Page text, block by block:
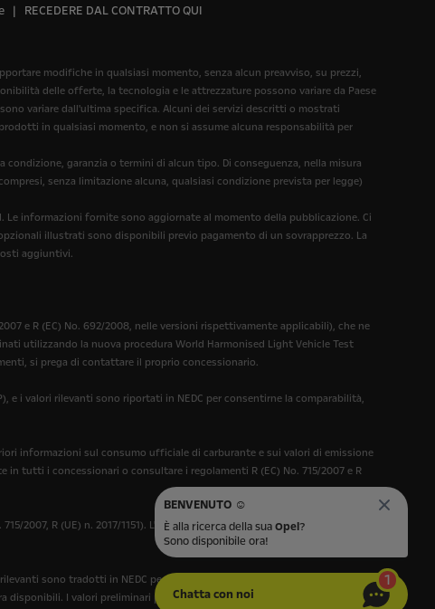
RECEDERE DAL CONTRATTO QUI
modifiche in qualsiasi momento, senza alcun preavviso, su prezzi,
delle offerte, la tecnologia e le attrezzature possono variare da Paese
variare dall'ultima specifica. Alcuni dei servizi descritti o mostrati
in qualsiasi momento, e non si assume alcuna responsabilità per
garanzia o termini di alcun tipo. Di conseguenza, nella misura
senza limitazione alcuna, qualsiasi condizione prevista per legge)
informazioni fornite sono aggiornate al momento della pubblicazione. Ci
illustrati sono disponibili previo pagamento di un sovrapprezzo. La
aggiuntivi.
e R (EC) No. 692/2008, nelle versioni rispettivamente applicabili), che ne
utilizzando la nuova procedura World Harmonised Light Vehicle Test
si prega di contattare il proprio concessionario.
e i valori rilevanti sono riportati in NEDC per consentirne la comparabilità,
informazioni sul consumo ufficiale di carburante e sui valori di emissione
tutti i concessionari o consultare i regolamenti R (EC) No. 715/2007 e R
2007, R (UE) n. 2017/1151). L'omologazione e il certificato di conformità
sono tradotti in NEDC per consentire la comparabilità con altri
disponibili. I valori preliminari potrebbero differire dai dati ufficiali
Chatta con noi
1
BENVENUTO ☺️
È alla ricerca della suaOpel?
Sono disponibile ora!